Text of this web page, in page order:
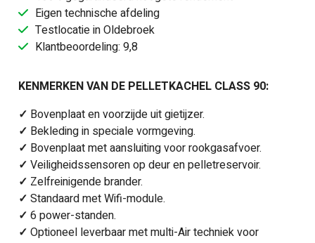
Eigen technische afdeling
Testlocatie in Oldebroek
Klantbeoordeling: 9,8
KENMERKEN VAN DE PELLETKACHEL CLASS 90:
✓ Bovenplaat en voorzijde uit gietijzer.
✓ Bekleding in speciale vormgeving.
✓ Bovenplaat met aansluiting voor rookgasafvoer.
✓ Veiligheidssensoren op deur en pelletreservoir.
✓ Zelfreinigende brander.
✓ Standaard met Wifi-module.
✓ 6 power-standen.
✓ Optioneel leverbaar met multi-Air techniek voor